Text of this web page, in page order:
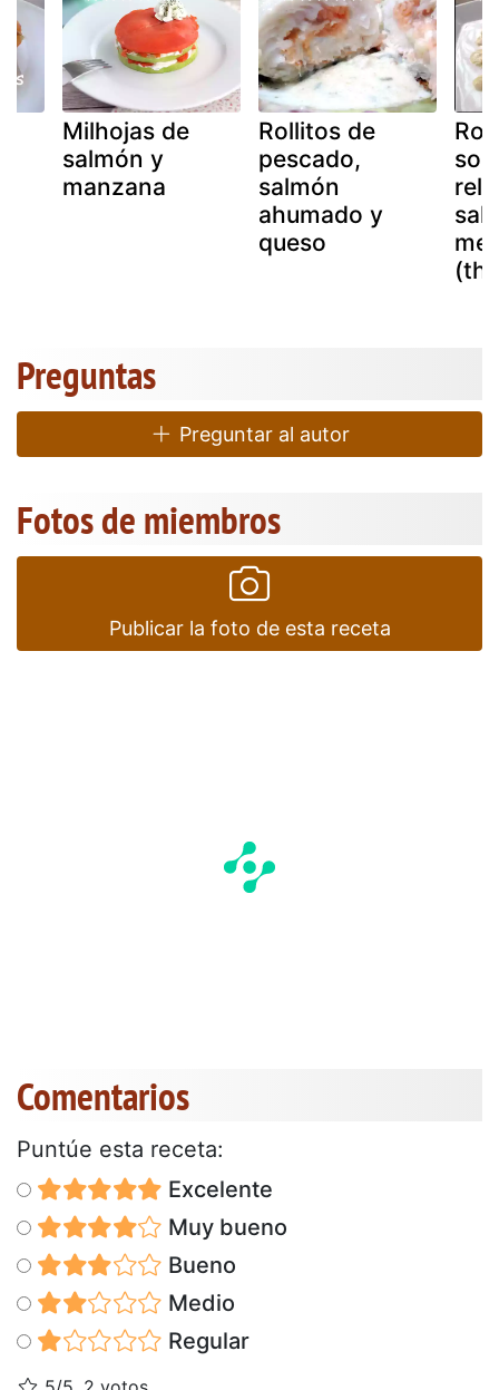
Milhojas de
salmón y
manzana
Rollitos de
pescado,
salmón
ahumado y
queso
Preguntas
Preguntar al autor
Fotos de miembros
Publicar la foto de esta receta
Comentarios
Puntúe esta receta:
Excelente
Muy bueno
Bueno
Medio
Regular